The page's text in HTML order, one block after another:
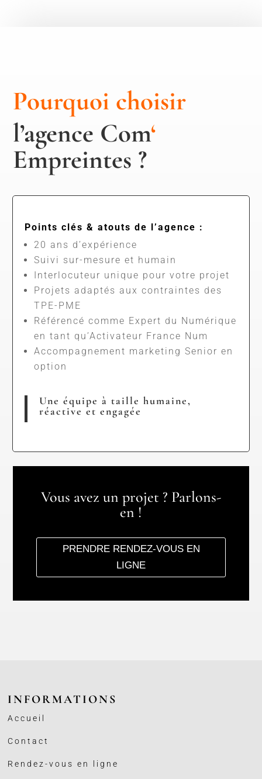
Pourquoi choisir
l’agence Com‘
Empreintes ?
Points clés & atouts de l’agence :
20 ans d’expérience
Suivi sur-mesure et humain
Interlocuteur unique pour votre projet
Projets adaptés aux contraintes des
TPE-PME
Référencé comme Expert du Numérique
en tant qu’Activateur France Num
Accompagnement marketing Senior en
option
Une équipe à taille humaine,
réactive et engagée
Vous avez un projet ? Parlons-
en !
PRENDRE RENDEZ-VOUS EN
LIGNE
INFORMATIONS
Accueil
Contact
Rendez-vous en ligne